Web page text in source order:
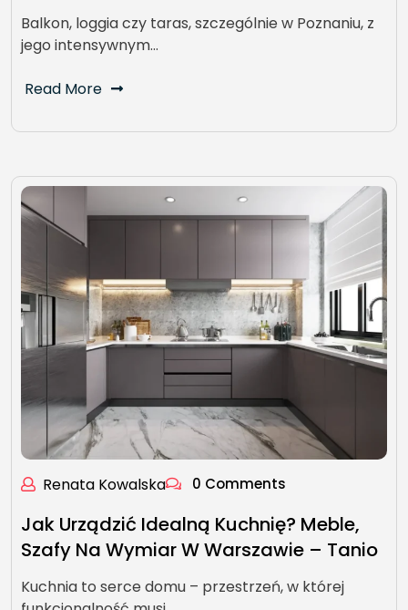
Balkon, loggia czy taras, szczególnie w Poznaniu, z
jego intensywnym…
Read More
Renata Kowalska 0 Comments
Jak Urządzić Idealną Kuchnię? Meble,
Szafy Na Wymiar W Warszawie – Tanio
Kuchnia to serce domu – przestrzeń, w której